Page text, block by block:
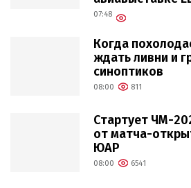
07:48
Когда
ждать ливни и
синоптиков
08:00 811
Стартует ЧМ-
от матча-
ЮАР
08:00 6541